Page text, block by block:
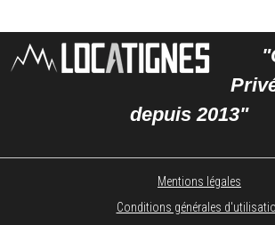
depuis 2013"
Mentions légales
Conditions générales